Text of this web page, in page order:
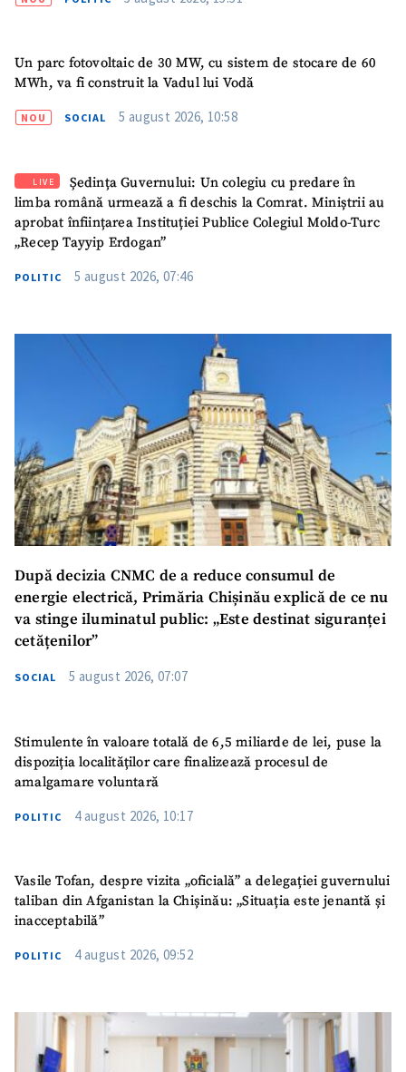
Un parc fotovoltaic de 30 MW, cu sistem de stocare de 60
MWh, va fi construit la Vadul lui Vodă
NOU SOCIAL 5 august 2026, 10:58
LIVE
Ședința Guvernului: Un colegiu cu predare în
limba română urmează a fi deschis la Comrat. Miniștrii au
aprobat înființarea Instituției Publice Colegiul Moldo-Turc
„Recep Tayyip Erdogan”
POLITIC 5 august 2026, 07:46
După decizia CNMC de a reduce consumul de
energie electrică, Primăria Chișinău explică de ce nu
va stinge iluminatul public: „Este destinat siguranței
cetățenilor”
SOCIAL 5 august 2026, 07:07
Stimulente în valoare totală de 6,5 miliarde de lei, puse la
dispoziția localităților care finalizează procesul de
amalgamare voluntară
POLITIC 4 august 2026, 10:17
Vasile Tofan, despre vizita „oficială” a delegației guvernului
taliban din Afganistan la Chișinău: „Situația este jenantă și
inacceptabilă”
POLITIC 4 august 2026, 09:52